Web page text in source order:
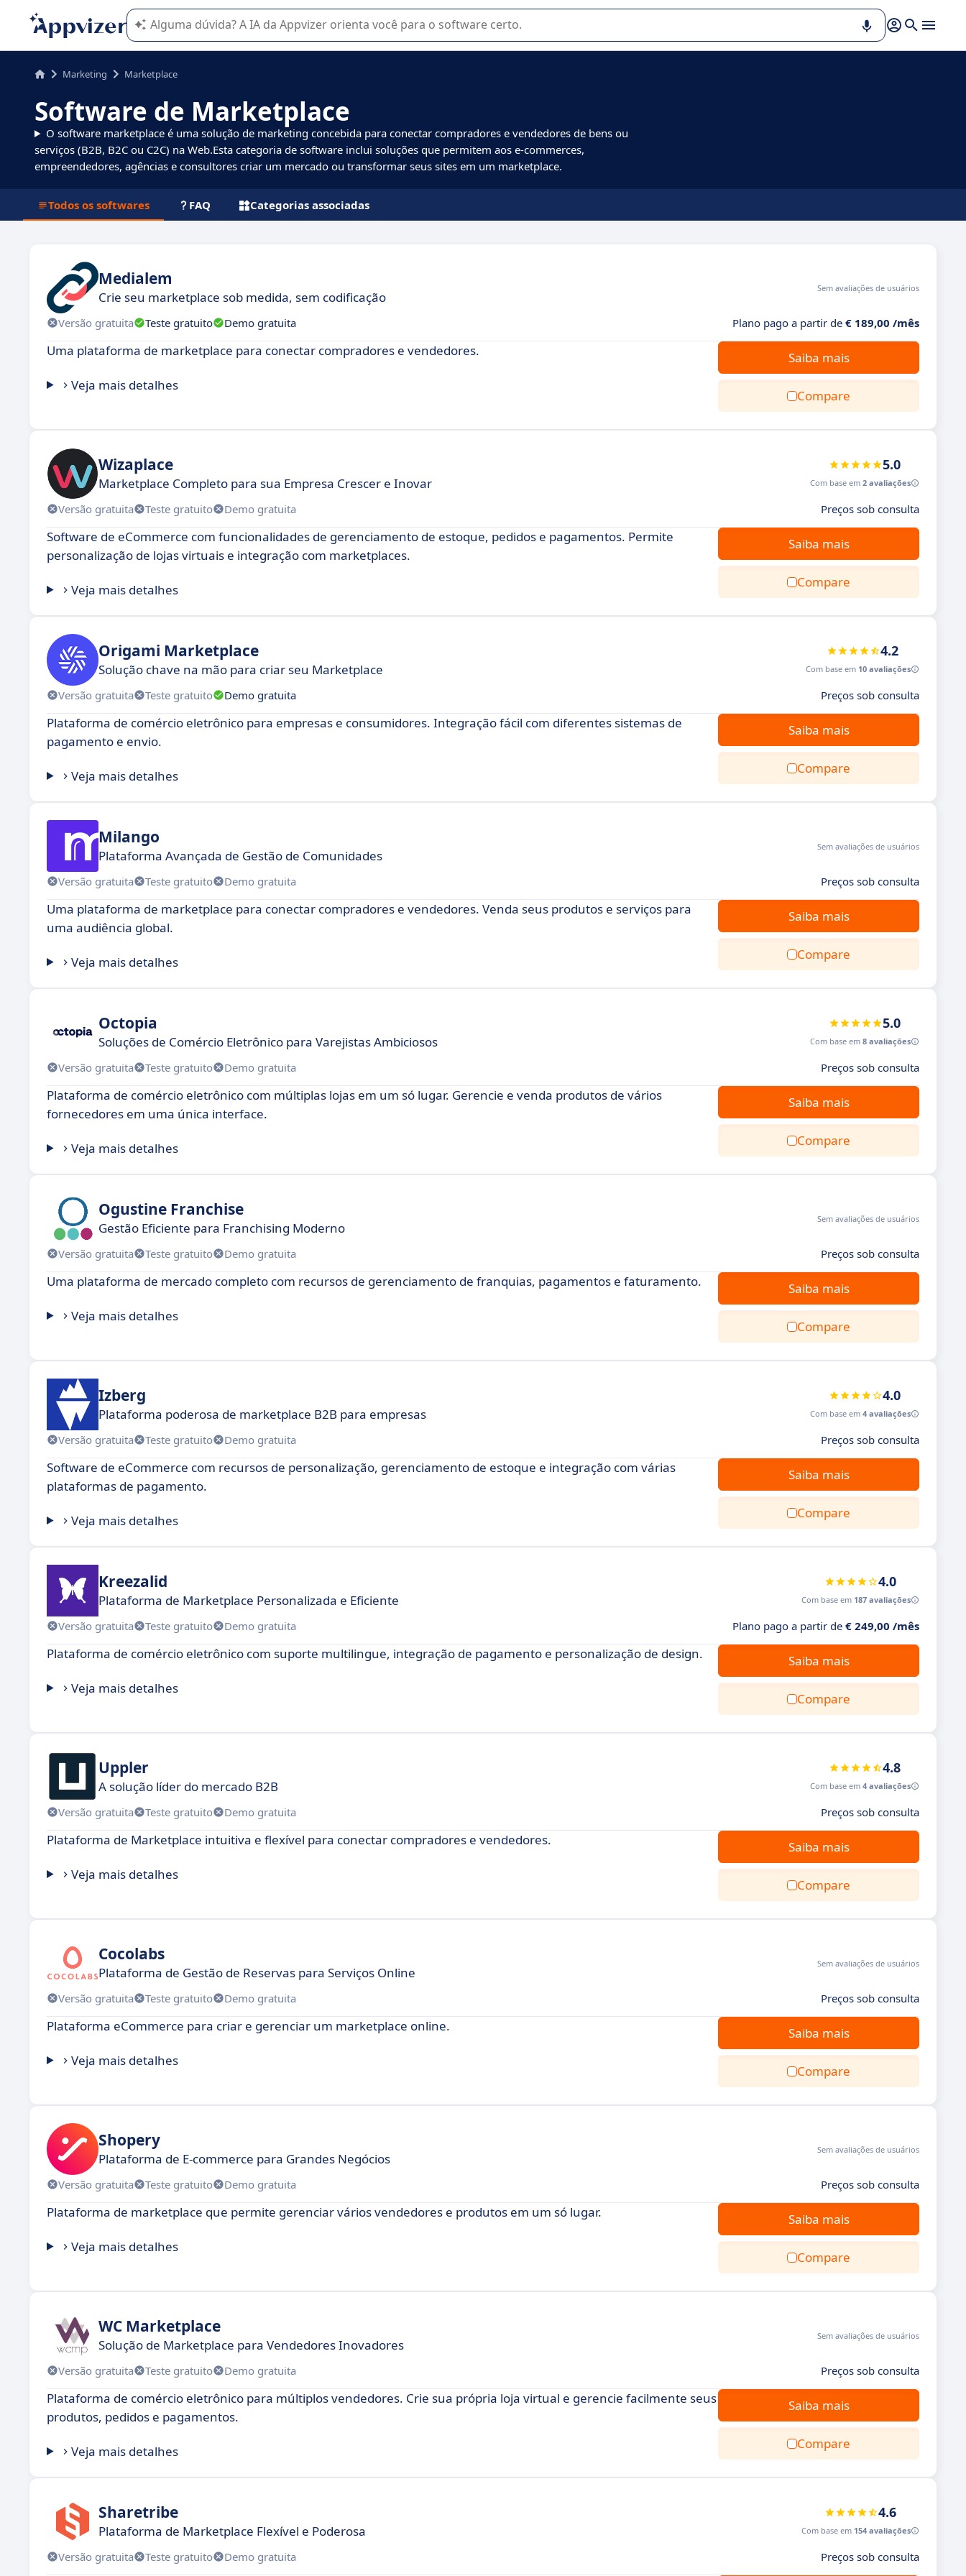
A IA do Appvizer o orienta no uso ou na seleção de software SaaS para sua empresa.
Marketing Marketplace
Software de Marketplace
O software marketplace é uma solução de marketing concebida para conectar compradores e vendedores de bens ou
serviços (B2B, B2C ou C2C) na Web.Esta categoria de software inclui soluções que permitem aos e-commerces,
empreendedores, agências e consultores criar um mercado ou transformar seus sites em um marketplace.
Todos os softwares FAQ Categorias associadas
Medialem
Crie seu marketplace sob medida, sem codificação
Sem avaliações de usuários
Versão gratuita Teste gratuito Demo gratuita Plano pago a partir de € 189,00 /mês
Uma plataforma de marketplace para conectar compradores e vendedores.
Veja mais detalhes
Saiba mais
Compare
Wizaplace
Marketplace Completo para sua Empresa Crescer e Inovar
5.0
Com base em 2 avaliações
Versão gratuita Teste gratuito Demo gratuita Preços sob consulta
Software de eCommerce com funcionalidades de gerenciamento de estoque, pedidos e pagamentos. Permite
personalização de lojas virtuais e integração com marketplaces.
Veja mais detalhes
Saiba mais
Compare
Origami Marketplace
Solução chave na mão para criar seu Marketplace
4.2
Com base em 10 avaliações
Versão gratuita Teste gratuito Demo gratuita Preços sob consulta
Plataforma de comércio eletrônico para empresas e consumidores. Integração fácil com diferentes sistemas de
pagamento e envio.
Veja mais detalhes
Saiba mais
Compare
Milango
Plataforma Avançada de Gestão de Comunidades
Sem avaliações de usuários
Versão gratuita Teste gratuito Demo gratuita Preços sob consulta
Uma plataforma de marketplace para conectar compradores e vendedores. Venda seus produtos e serviços para
uma audiência global.
Veja mais detalhes
Saiba mais
Compare
Octopia
Soluções de Comércio Eletrônico para Varejistas Ambiciosos
5.0
Com base em 8 avaliações
Versão gratuita Teste gratuito Demo gratuita Preços sob consulta
Plataforma de comércio eletrônico com múltiplas lojas em um só lugar. Gerencie e venda produtos de vários
fornecedores em uma única interface.
Veja mais detalhes
Saiba mais
Compare
Ogustine Franchise
Gestão Eficiente para Franchising Moderno
Sem avaliações de usuários
Versão gratuita Teste gratuito Demo gratuita Preços sob consulta
Uma plataforma de mercado completo com recursos de gerenciamento de franquias, pagamentos e faturamento.
Veja mais detalhes
Saiba mais
Compare
Izberg
Plataforma poderosa de marketplace B2B para empresas
4.0
Com base em 4 avaliações
Versão gratuita Teste gratuito Demo gratuita Preços sob consulta
Software de eCommerce com recursos de personalização, gerenciamento de estoque e integração com várias
plataformas de pagamento.
Veja mais detalhes
Saiba mais
Compare
Kreezalid
Plataforma de Marketplace Personalizada e Eficiente
4.0
Com base em 187 avaliações
Versão gratuita Teste gratuito Demo gratuita Plano pago a partir de € 249,00 /mês
Plataforma de comércio eletrônico com suporte multilingue, integração de pagamento e personalização de design.
Veja mais detalhes
Saiba mais
Compare
Uppler
A solução líder do mercado B2B
4.8
Com base em 4 avaliações
Versão gratuita Teste gratuito Demo gratuita Preços sob consulta
Plataforma de Marketplace intuitiva e flexível para conectar compradores e vendedores.
Veja mais detalhes
Saiba mais
Compare
Cocolabs
Plataforma de Gestão de Reservas para Serviços Online
Sem avaliações de usuários
Versão gratuita Teste gratuito Demo gratuita Preços sob consulta
Plataforma eCommerce para criar e gerenciar um marketplace online.
Veja mais detalhes
Saiba mais
Compare
Shopery
Plataforma de E-commerce para Grandes Negócios
Sem avaliações de usuários
Versão gratuita Teste gratuito Demo gratuita Preços sob consulta
Plataforma de marketplace que permite gerenciar vários vendedores e produtos em um só lugar.
Veja mais detalhes
Saiba mais
Compare
WC Marketplace
Solução de Marketplace para Vendedores Inovadores
Sem avaliações de usuários
Versão gratuita Teste gratuito Demo gratuita Preços sob consulta
Plataforma de comércio eletrônico para múltiplos vendedores. Crie sua própria loja virtual e gerencie facilmente seus
produtos, pedidos e pagamentos.
Veja mais detalhes
Saiba mais
Compare
Sharetribe
Plataforma de Marketplace Flexível e Poderosa
4.6
Com base em 154 avaliações
Versão gratuita Teste gratuito Demo gratuita Preços sob consulta